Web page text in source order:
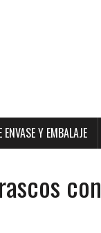
ENVASE Y EMBALAJE